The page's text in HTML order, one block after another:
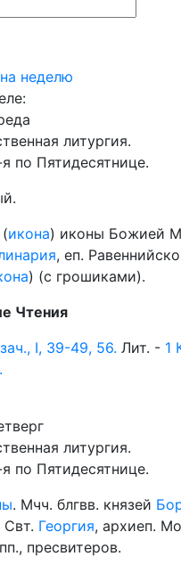
неделю
литургия.
по Пятидесятнице.
(икона) иконы Божией
, еп.
) (с грошиками).
Чтения
I, 39-49, 56. Лит. - 1
литургия.
по Пятидесятнице.
. Мчч. блгвв. князей
Свт. Георгия, архиеп.
пресвитеров.